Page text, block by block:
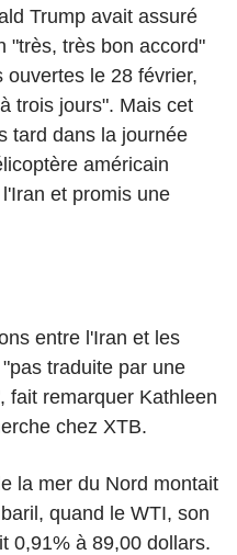
Trump avait assuré
"très, très bon accord"
le 28 février,
trois jours". Mais cet
tard dans la journée
américain
et promis une
entre l'Iran et les
traduite par une
fait remarquer Kathleen
chez XTB.
la mer du Nord montait
quand le WTI, son
0,91% à 89,00 dollars.